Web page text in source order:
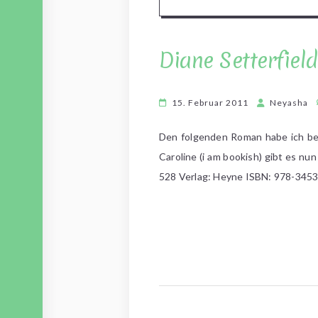
Diane
15. Februar 2011 Neyasha
Den folgenden Roman habe ich
Caroline (i am bookish) gibt es
528 Verlag: Heyne ISBN: 978-